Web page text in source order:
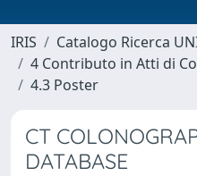
IRIS
Catalogo Ricerca
4 Contributo in Atti di
4.3 Poster
CT
DATABASE